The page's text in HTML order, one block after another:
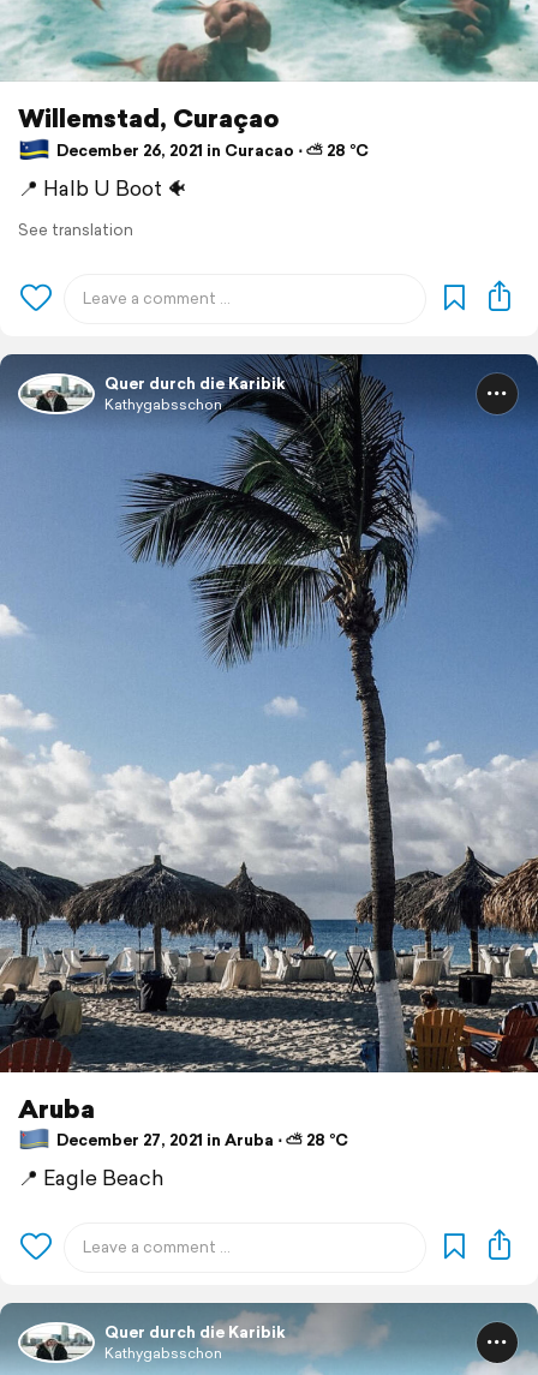
Willemstad, Curaçao
December 26, 2021 in Curacao ⋅ ⛅ 28 °C
📍 Halb U Boot 🐠
See translation
Quer durch die Karibik
Kathygabsschon
Aruba
December 27, 2021 in Aruba ⋅ ⛅ 28 °C
📍 Eagle Beach
Quer durch die Karibik
Kathygabsschon